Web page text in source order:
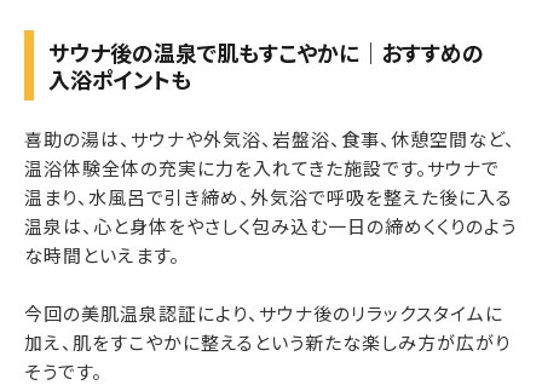
サウナ後の温泉で肌もすこやかに｜おすすめの
入浴ポイントも
喜助の湯は、サウナや外気浴、岩盤浴、食事、休憩空間など、
温浴体験全体の充実に力を入れてきた施設です。サウナで
温まり、水風呂で引き締め、外気浴で呼吸を整えた後に入る
温泉は、心と身体をやさしく包み込む一日の締めくくりのよう
な時間といえます。
今回の美肌温泉認証により、サウナ後のリラックスタイムに
加え、肌をすこやかに整えるという新たな楽しみ方が広がり
そうです。